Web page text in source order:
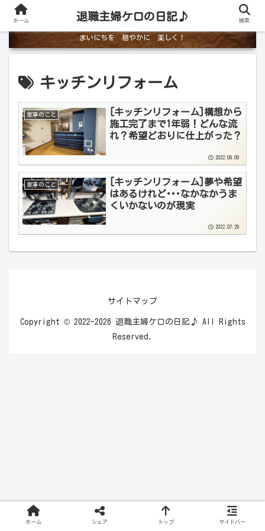
まいにちを 穏やかに 楽しく！
キッチンリフォーム
家事のこと
[キッチンリフォーム]構想から
施工完了まで1年弱！どんな流
れ？希望どおりに仕上がった？
2022.08.09
家事のこと
[キッチンリフォーム]夢や希望
はあるけれど･･･なかなかうま
くいかないのが現実
2022.07.29
サイトマップ
Copyright © 2022-2026 退職主婦ケロの日記♪ All Rights
Reserved.
ホーム 退職主婦ケロの日記♪ 検索
ホーム シェア トップ サイドバー